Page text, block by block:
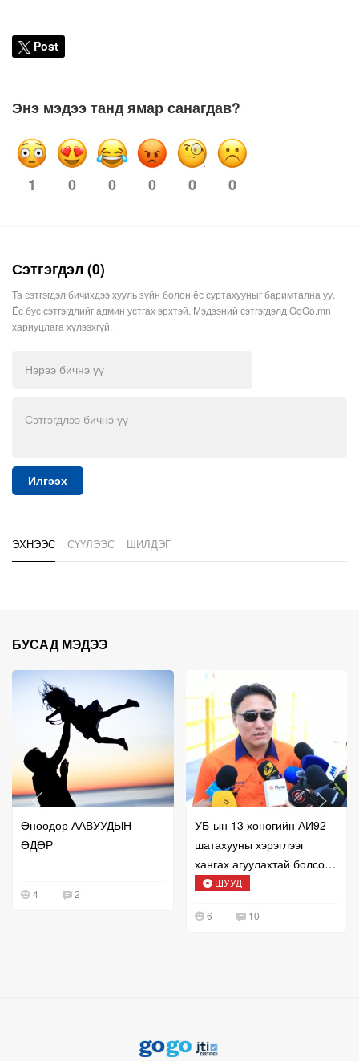
Post
Энэ мэдээ танд ямар санагдав?
1 0 0 0 0 0
Сэтгэгдэл (0)
Та сэтгэгдэл бичихдээ хууль зүйн болон ёс суртахууныг баримтална уу.
Ёс бус сэтгэгдлийг админ устгах эрхтэй. Мэдээний сэтгэгдэлд GoGo.mn
хариуцлага хүлээхгүй.
Илгээх
ЭХНЭЭС СҮҮЛЭЭС ШИЛДЭГ
БУСАД МЭДЭЭ
Өнөөдөр ААВУУДЫН
ӨДӨР
4 2
УБ-ын 13 хоногийн АИ92
шатахууны хэрэглээг
хангах агуулахтай болсон
талаар мэдээлж байна
ШУУД
6 10